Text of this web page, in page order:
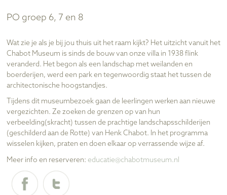
PO groep 6, 7 en 8
Wat zie je als je bij jou thuis uit het raam kijkt? Het uitzicht vanuit het
Chabot Museum is sinds de bouw van onze villa in 1938 flink
veranderd. Het begon als een landschap met weilanden en
boerderijen, werd een park en tegenwoordig staat het tussen de
architectonische hoogstandjes.
Tijdens dit museumbezoek gaan de leerlingen werken aan nieuwe
vergezichten. Ze zoeken de grenzen op van hun
verbeelding(skracht) tussen de prachtige landschapsschilderijen
(geschilderd aan de Rotte) van Henk Chabot. In het programma
wisselen kijken, praten en doen elkaar op verrassende wijze af.
Meer info en reserveren: educatie@chabotmuseum.nl